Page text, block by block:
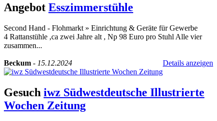
Angebot Esszimmerstühle
Second Hand - Flohmarkt » Einrichtung & Geräte für Gewerbe
4 Rattanstühle ,ca zwei Jahre alt , Np 98 Euro pro Stuhl Alle vier
zusammen...
Beckum - 15.12.2024 Details anzeigen
Gesuch iwz Südwestdeutsche Illustrierte
Wochen Zeitung